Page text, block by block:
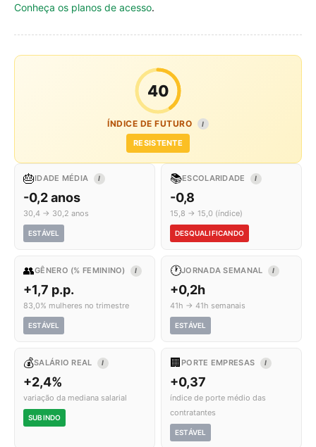
Conheça os planos de acesso.
40
ÍNDICE DE FUTURO I
RESISTENTE
🎂IDADE MÉDIA I
-0,2 anos
30,4 → 30,2 anos
ESTÁVEL
📚ESCOLARIDADE I
-0,8
15,8 → 15,0 (índice)
DESQUALIFICANDO
👥GÊNERO (% FEMININO) I
+1,7 p.p.
83,0% mulheres no trimestre
ESTÁVEL
🕐JORNADA SEMANAL I
+0,2h
41h → 41h semanais
ESTÁVEL
💰SALÁRIO REAL I
+2,4%
variação da mediana salarial
SUBINDO
🏢 PORTE EMPRESAS I
+0,37
índice de porte médio das
contratantes
ESTÁVEL